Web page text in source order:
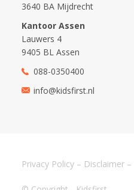
3640 BA Mijdrecht
Kantoor Assen
Lauwers 4
9405 BL Assen
088-0350400
info@kidsfirst.nl
Privacy Policy – Disclaimer –